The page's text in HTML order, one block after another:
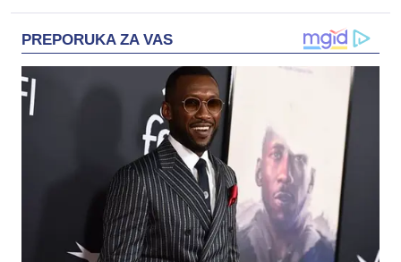
PREPORUKA ZA VAS